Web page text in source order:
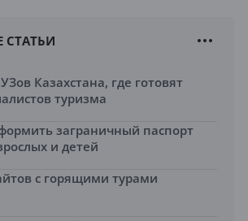
СТАТЬИ
Казахстана, где готовят
туризма
заграничный паспорт
и детей
с горящими турами